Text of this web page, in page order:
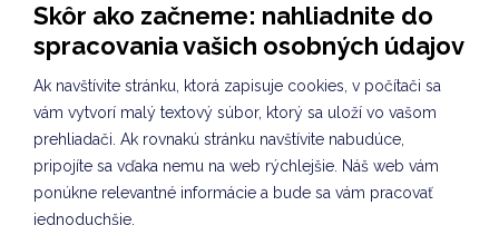
SEPAROVANIE - VII. oddelenie ŠKD
Výstupná prax študentiek v ŠKD
Vianočná pošta pre seniorov
Pečenie medovníkov - I. oddelenie ŠKD
Kultúrny program pre starkých v Seniorcentre
Skôr ako začneme: nahliadnite do
spracovania vašich osobných údajov
Ak navštívite stránku, ktorá zapisuje cookies, v počítači sa
vám vytvorí malý textový súbor, ktorý sa uloží vo vašom
prehliadači. Ak rovnakú stránku navštívite nabudúce,
pripojíte sa vďaka nemu na web rýchlejšie. Náš web vám
ponúkne relevantné informácie a bude sa vám pracovať
jednoduchšie.